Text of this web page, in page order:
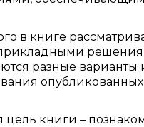
в книге
разные
цель книги –